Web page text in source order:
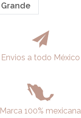
Grande
Envios a todo México
Marca 100% mexicana